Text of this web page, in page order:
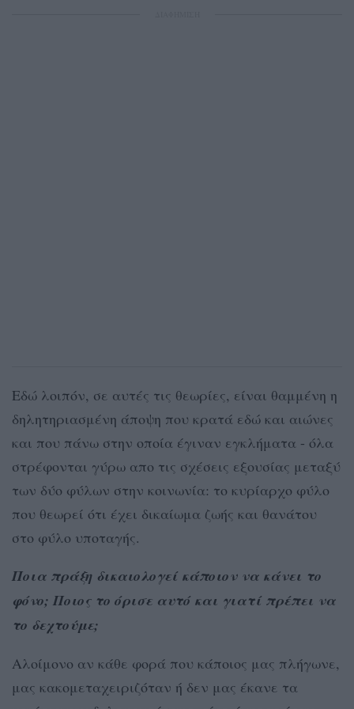
Eδώ λοιπόν, σε αυτές τις θεωρίες, είναι θαμμένη η
δηλητηριασμένη άποψη που κρατά εδώ και αιώνες
και που πάνω στην οποία έγιναν εγκλήματα - όλα
στρέφονται γύρω απο τις σχέσεις εξουσίας μεταξύ
των δύο φύλων στην κοινωνία: το κυρίαρχο φύλο
που θεωρεί ότι έχει δικαίωμα ζωής και θανάτου
στο φύλο υποταγής.
Ποια πράξη δικαιολογεί κάποιον να κάνει το
φόνο; Ποιος το όρισε αυτό και γιατί πρέπει να
το δεχτούμε;
Αλοίμονο αν κάθε φορά που κάποιος μας πλήγωνε,
μας κακομεταχειριζόταν ή δεν μας έκανε τα